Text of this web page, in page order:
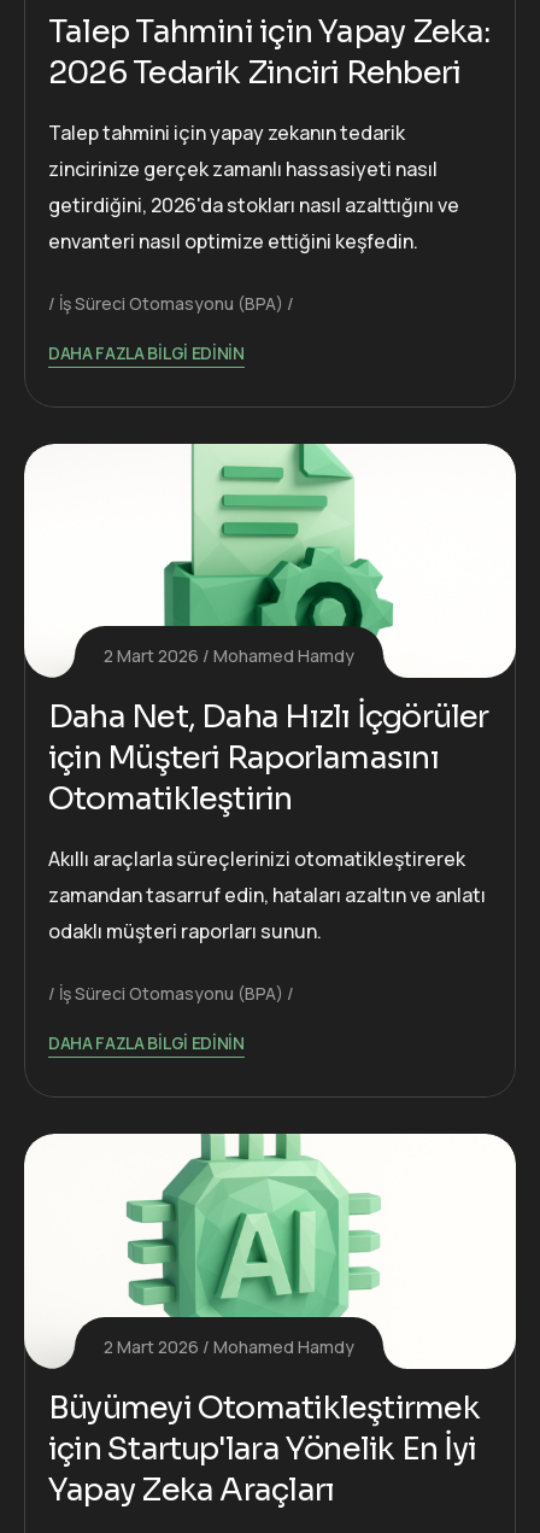
Talep Tahmini için Yapay Zeka:
2026 Tedarik Zinciri Rehberi
Talep tahmini için yapay zekanın tedarik
zincirinize gerçek zamanlı hassasiyeti nasıl
getirdiğini, 2026'da stokları nasıl azalttığını ve
envanteri nasıl optimize ettiğini keşfedin.
İş Süreci Otomasyonu (BPA)
DAHA FAZLA BILGI EDININ
2 Mart 2026 Mohamed Hamdy
Daha Net, Daha Hızlı İçgörüler
için Müşteri Raporlamasını
Otomatikleştirin
Akıllı araçlarla süreçlerinizi otomatikleştirerek
zamandan tasarruf edin, hataları azaltın ve anlatı
odaklı müşteri raporları sunun.
İş Süreci Otomasyonu (BPA)
DAHA FAZLA BILGI EDININ
2 Mart 2026 Mohamed Hamdy
Büyümeyi Otomatikleştirmek
için Startup'lara Yönelik En İyi
Yapay Zeka Araçları